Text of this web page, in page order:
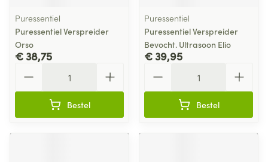
Puressentiel
Puressentiel Verspreider
Orso
€ 38,75
Bestel
Puressentiel
Puressentiel Verspreider
Bevocht. Ultrasoon Elio
€ 39,95
Bestel